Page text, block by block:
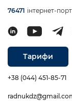
76471 інтернет-
Тарифи
+38 (044) 451-85-71